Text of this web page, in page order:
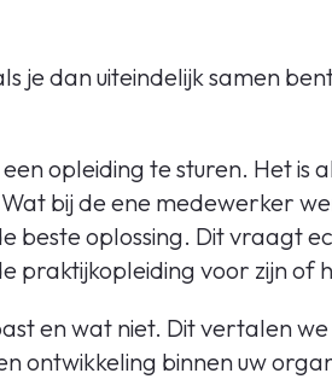
je dan uiteindelijk samen
opleiding te sturen. Het
bij de ene medewerker
beste oplossing. Dit vraagt
praktijkopleiding voor zijn of
en wat niet. Dit vertalen
ontwikkeling binnen uw